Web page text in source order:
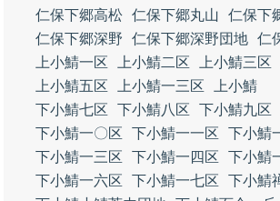
仁保下郷高松 仁保下郷丸山
仁保下
仁保下郷深野
仁保下郷深野団地 仁
上小鯖一区
上小鯖二区 上小鯖三区
上小鯖五区
上小鯖一三区 上小鯖
下小鯖七区
下小鯖八区
下小鯖九区
下小鯖一〇区
下小鯖一一区
下小鯖
下小鯖一三区
下小鯖一四区
下小鯖
下小鯖一六区
下小鯖一七区
下小鯖